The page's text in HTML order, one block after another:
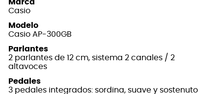
Marca
Casio
Modelo
Casio AP-300GB
Parlantes
2 parlantes de 12 cm, sistema 2 canales / 2
altavoces
Pedales
3 pedales integrados: sordina, suave y sostenuto